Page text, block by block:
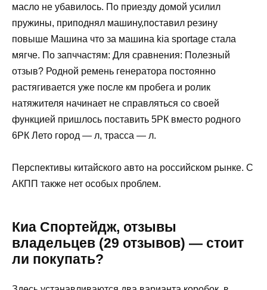
масло не убавилось. По приезду домой усилил
пружины, приподнял машину,поставил резину
повыше Машина что за машина kia sportage стала
мягче. По запччастям: Для сравнения: Полезный
отзыв? Родной ремень генератора постоянно
растягивается уже после км пробега и ролик
натяжителя начинает не справляться со своей
функцией пришлось поставить 5РК вместо родного
6РК Лето город — л, трасса — л.
Перспективы китайского авто на российском рынке. С
АКПП также нет особых проблем.
Киа Спортейдж, отзывы
владельцев (29 отзывов) — стоит
ли покупать?